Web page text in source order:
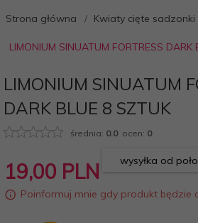
Strona główna Kwiaty cięte sadzonki
LIMONIUM SINUATUM FORTRESS DARK
LIMONIUM SINUATUM
DARK BLUE 8 SZTUK
średnia: 0.0ocen: 0
19,00 PLN wysyłka od
Poinformuj mnie gdy produkt będzie